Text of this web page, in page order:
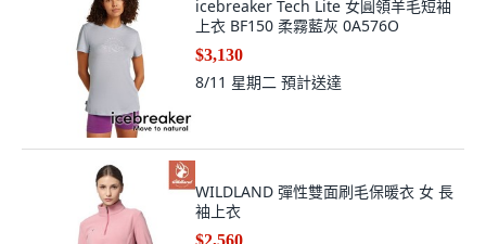
icebreaker Tech Lite 女圓領羊毛短袖
上衣 BF150 柔霧藍灰 0A576O
$3,130
8/11 星期二 預計送達
WILDLAND 彈性雙面刷毛保暖衣 女 長
袖上衣
$2,560